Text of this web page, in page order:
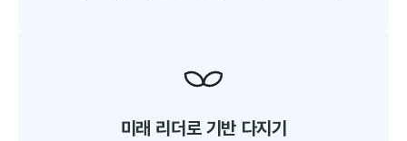
미래 리더로 기반 다지기